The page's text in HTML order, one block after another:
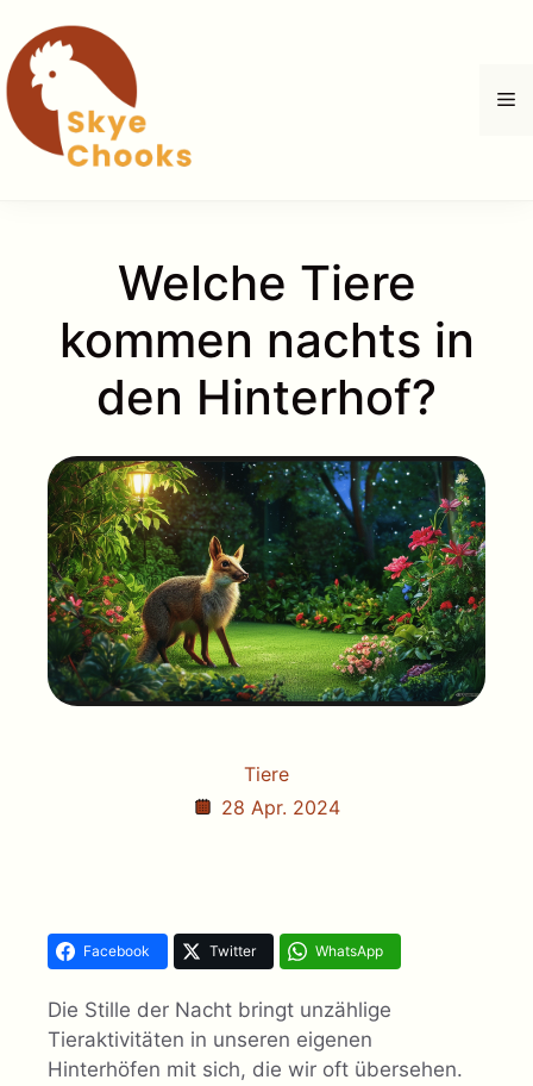
Inhalt
springen
Welche Tiere
kommen nachts in
den Hinterhof?
Tiere
28 Apr. 2024
Facebook Twitter WhatsApp
Die Stille der Nacht bringt unzählige
Tieraktivitäten in unseren eigenen
Hinterhöfen mit sich, die wir oft übersehen.